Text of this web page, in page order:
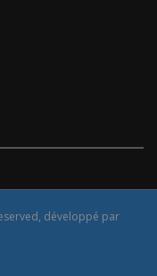
développé par